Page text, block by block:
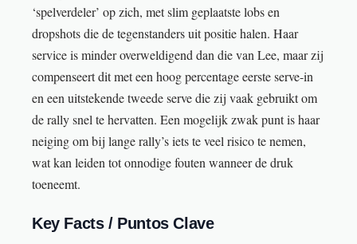
‘spelverdeler’ op zich, met slim geplaatste lobs en
dropshots die de tegenstanders uit positie halen. Haar
service is minder overweldigend dan die van Lee, maar zij
compenseert dit met een hoog percentage eerste serve-in
en een uitstekende tweede serve die zij vaak gebruikt om
de rally snel te hervatten. Een mogelijk zwak punt is haar
neiging om bij lange rally’s iets te veel risico te nemen,
wat kan leiden tot onnodige fouten wanneer de druk
toeneemt.
Key Facts / Puntos Clave